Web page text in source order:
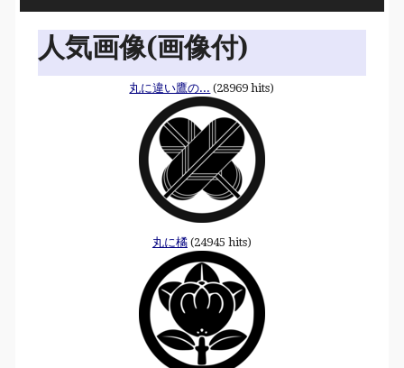
人気画像(画像付)
丸に違い鷹の... (28969 hits)
丸に橘(24945 hits)